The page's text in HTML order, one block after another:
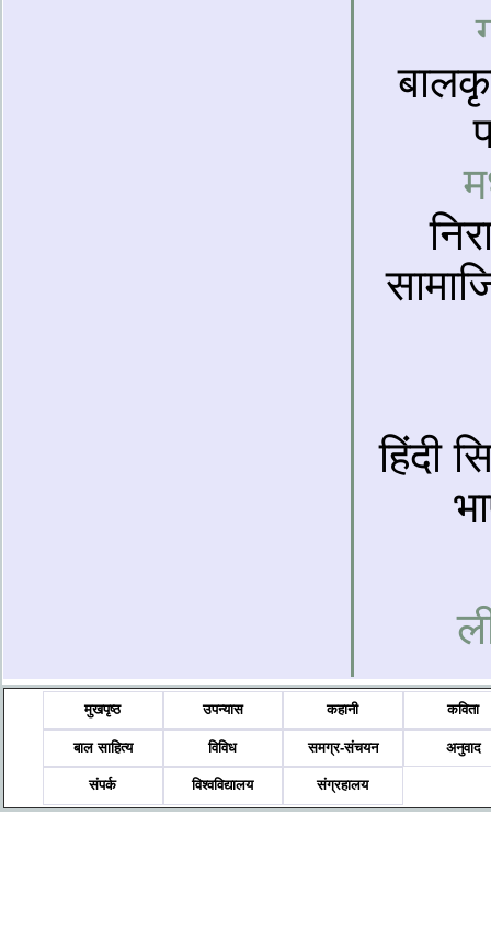
हिंदी
मुखपृष्ठ उपन्यास कहानी कविता
बाल साहित्य विविध समग्र-संचयन अनुवाद
संपर्क विश्वविद्यालय संग्रहालय